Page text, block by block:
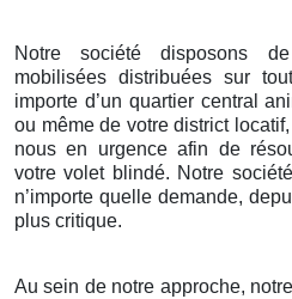
Notre société disposons
mobilisées distribuées sur
importe d’un quartier central
ou même de votre district
nous en urgence afin de
votre volet blindé. Notre
n’importe quelle demande,
plus critique.
Au sein de notre approche,